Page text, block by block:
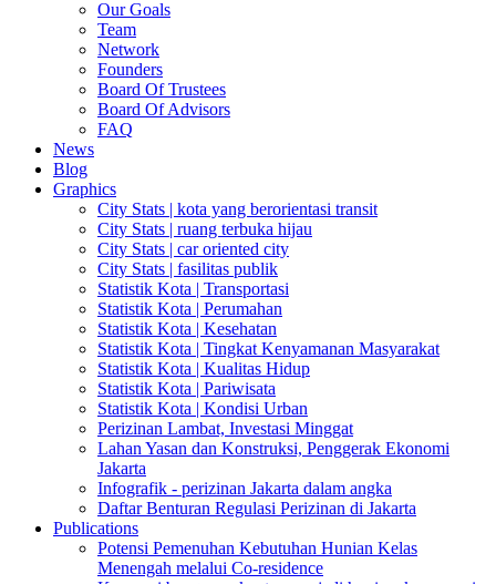
Our Goals
Team
Network
Founders
Board Of Trustees
Board Of Advisors
FAQ
News
Blog
Graphics
City Stats | kota yang berorientasi transit
City Stats | ruang terbuka hijau
City Stats | car oriented city
City Stats | fasilitas publik
Statistik Kota | Transportasi
Statistik Kota | Perumahan
Statistik Kota | Kesehatan
Statistik Kota | Tingkat Kenyamanan Masyarakat
Statistik Kota | Kualitas Hidup
Statistik Kota | Pariwisata
Statistik Kota | Kondisi Urban
Perizinan Lambat, Investasi Minggat
Lahan Yasan dan Konstruksi, Penggerak Ekonomi
Jakarta
Infografik - perizinan Jakarta dalam angka
Daftar Benturan Regulasi Perizinan di Jakarta
Publications
Potensi Pemenuhan Kebutuhan Hunian Kelas
Menengah melalui Co-residence